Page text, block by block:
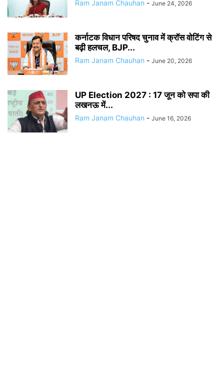
Ram Janam Chauhan - June 24, 2026
कर्नाटक विधान परिषद चुनाव में क्रॉस वोटिंग से
बढ़ी हलचल, BJP...
Ram Janam Chauhan - June 20, 2026
UP Election 2027 : 17 जून को सपा की
लखनऊ में...
Ram Janam Chauhan - June 16, 2026